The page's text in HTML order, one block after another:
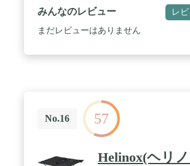
見、BBQなど様々なシーンで大活躍で
【安定性】天板はアルミニウム合金の
耗性、耐腐食、防水の特徴があります
いい、組み立ても簡単で数秒で完了で
み式ロールテーブルなので、さらに専
ッグに収納すると、コンパクト持ち運
みんなのレビュー レ
まだレビューはありません
No.16 57
Helinox(ヘリ